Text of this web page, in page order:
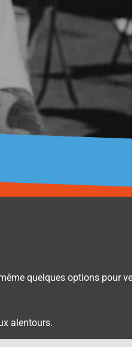
quelques options pour
alentours.